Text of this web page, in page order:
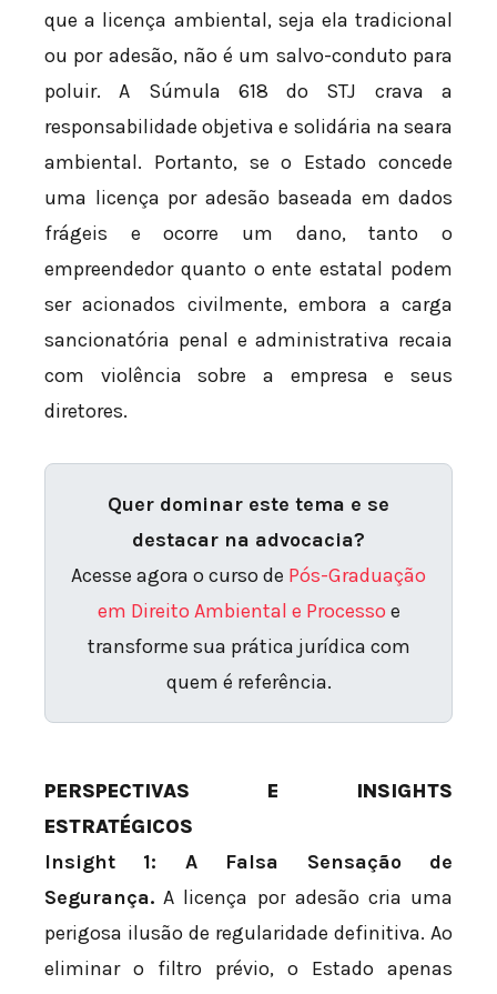
que a licença ambiental, seja ela tradicional
ou por adesão, não é um salvo-conduto para
poluir. A Súmula 618 do STJ crava a
responsabilidade objetiva e solidária na seara
ambiental. Portanto, se o Estado concede
uma licença por adesão baseada em dados
frágeis e ocorre um dano, tanto o
empreendedor quanto o ente estatal podem
ser acionados civilmente, embora a carga
sancionatória penal e administrativa recaia
com violência sobre a empresa e seus
diretores.
Quer dominar este tema e se
destacar na advocacia?
Acesse agora o curso de Pós-Graduação
em Direito Ambiental e Processo e
transforme sua prática jurídica com
quem é referência.
PERSPECTIVAS E INSIGHTS
ESTRATÉGICOS
Insight 1: A Falsa Sensação de
Segurança. A licença por adesão cria uma
perigosa ilusão de regularidade definitiva. Ao
eliminar o filtro prévio, o Estado apenas